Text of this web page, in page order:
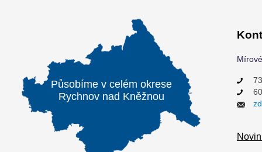
Působíme v celém okrese
Rychnov nad Kněžnou